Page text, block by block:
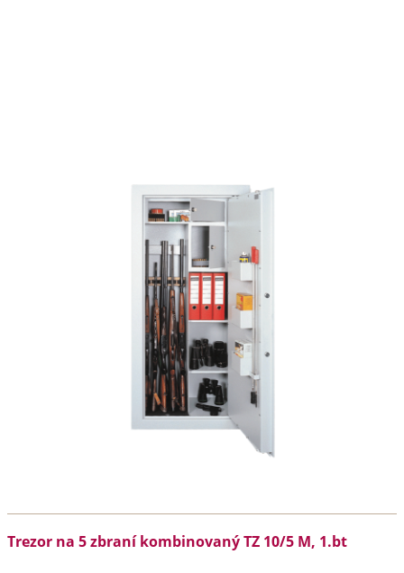
Trezor na 5 zbraní kombinovaný TZ 10/5 M, 1.bt